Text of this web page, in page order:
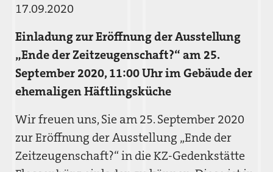
17.09.2020
Einladung zur Eröffnung der Ausstellung
„Ende der Zeitzeugenschaft?“am 25.
September 2020, 11:00 Uhr im Gebäude der
ehemaligen Häftlingsküche
Wir freuen uns, Sie am 25. September 2020
zur Eröffnung der Ausstellung „Ende der
Zeitzeugenschaft?“ in die KZ-Gedenkstätte